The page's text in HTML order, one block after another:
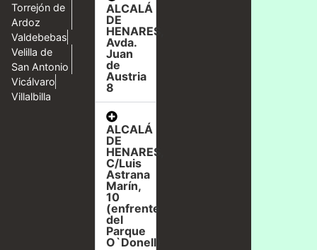
Torrejón de
Ardoz
Valdebebas
Velilla de
San Antonio
Vicálvaro
Villalbilla
ALCALÁ
DE
HENARES,
Avda.
Juan
de
Austria
8
ALCALÁ
DE
HENARES,
C/Luis
Astrana
Marín,
10
(enfrente
del
Parque
O`Donell)